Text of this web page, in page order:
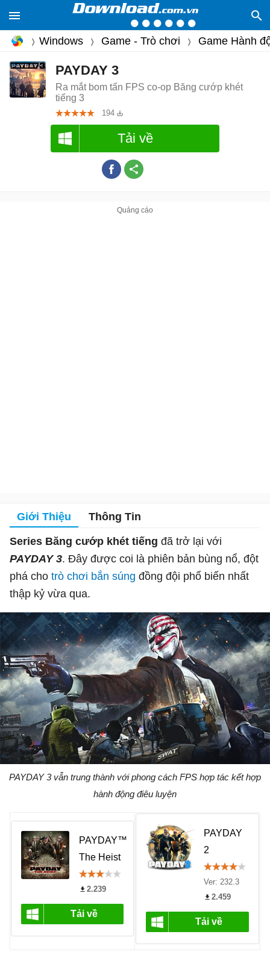
Windows Game - Trò chơi Game Hành
PAYDAY 3
Ra mắt bom tấn FPS co-op Băng cướp khét
tiếng 3
194
Tải về
Giới Thiệu Thông Tin
Series Băng cướp khét tiếng đã trở lại với
PAYDAY 3. Đây được coi là phiên bản bùng nổ, đột
phá cho trò chơi bắn súng đồng đội phổ biến nhất
thập kỷ vừa qua.
PAYDAY 3 vẫn trung thành với phong cách FPS hợp tác kết hợp
hành động điêu luyện